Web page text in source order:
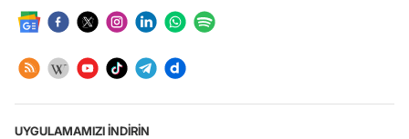
UYGULAMAMIZI İNDİRİN